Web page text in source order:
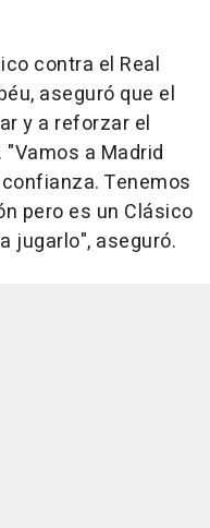
contra el Real
aseguró que el
y a reforzar el
a Madrid
Tenemos
pero es un Clásico
jugarlo", aseguró.